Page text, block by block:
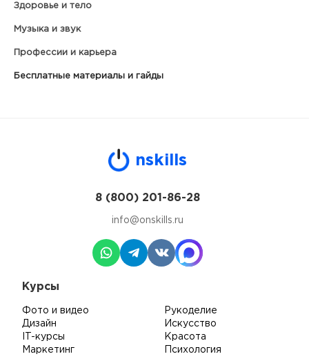
Здоровье и тело
Музыка и звук
Профессии и карьера
Бесплатные материалы и гайды
nskills
8 (800) 201-86-28
info@onskills.ru
Курсы
Фото и видео
Дизайн
IT-курсы
Маркетинг
Рукоделие
Искусство
Красота
Психология